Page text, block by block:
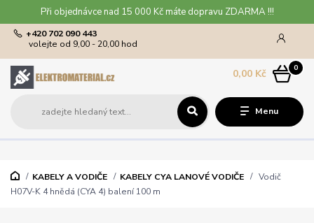
Při objednávce nad 15 000 Kč máte dopravu ZDARMA !!!
Menu
+420 702 090 443
volejte od 9,00 - 20,00 hod
0
0,00 Kč
KABELY A VODIČE KABELY CYA LANOVÉ VODIČE
Vodič
H07V-K 4 hnědá (CYA 4) balení 100 m